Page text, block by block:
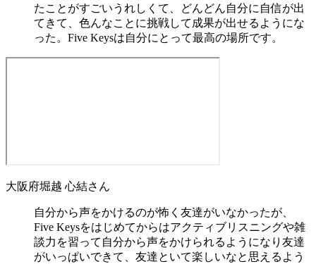
たことがすごいうれしくて、どんどん自分に自信が出
てきて、色んなことに挑戦して成果が出せるようにな
った。Five Keysは自分にとって最高の場所です。
大阪府堀越 心結さん
自分から声をかけるのが怖く友達がいなかったが、
Five Keysをはじめてからはアクティブリスニングや雑
談力を習って自分から声をかけられるようになり友達
がいっぱいできて、友達といて楽しいなと思えるよう